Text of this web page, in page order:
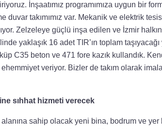
İnşaatımız programımıza uygun bir
duvar takımımız var. Mekanik ve elektrik
Zelzeleye güçlü inşa edilen ve İzmir
yaklaşık 16 adet TIR’ın toplam
C35 beton ve 471 fore kazık kullandık.
veriyor. Bizler de takım olarak
sıhhat hizmeti verecek
sahip olacak yeni bina, bodrum ve